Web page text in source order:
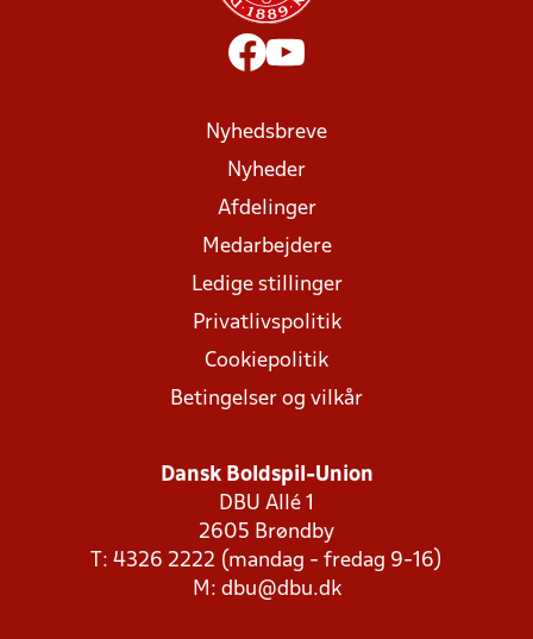
Nyhedsbreve
Nyheder
Afdelinger
Medarbejdere
Ledige stillinger
Privatlivspolitik
Cookiepolitik
Betingelser og vilkår
Dansk Boldspil-Union
DBU Allé 1
2605 Brøndby
T: 4326 2222 (mandag - fredag 9-16)
M: dbu@dbu.dk